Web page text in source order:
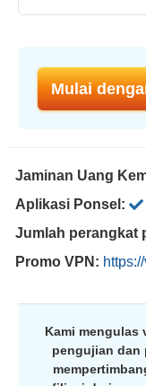
Mulai
Jaminan Uang
Aplikasi Ponsel:
Jumlah perangkat
Promo VPN:
Kami mengulas
pengujian dan